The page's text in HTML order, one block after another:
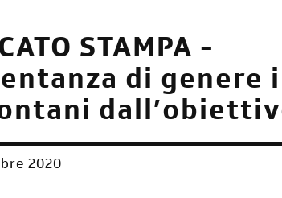
STAMPA -
di genere
2020